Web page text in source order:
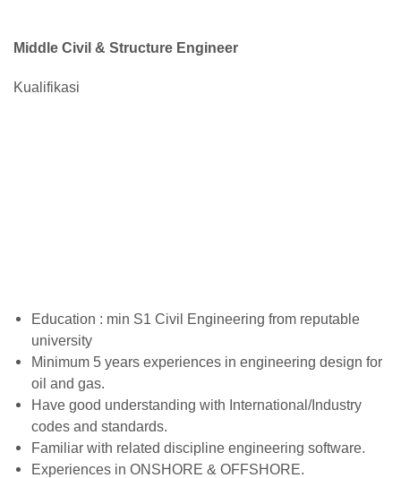
Middle Civil & Structure Engineer
Kualifikasi
Education : min S1 Civil Engineering from reputable
university
Minimum 5 years experiences in engineering design for
oil and gas.
Have good understanding with International/Industry
codes and standards.
Familiar with related discipline engineering software.
Experiences in ONSHORE & OFFSHORE.